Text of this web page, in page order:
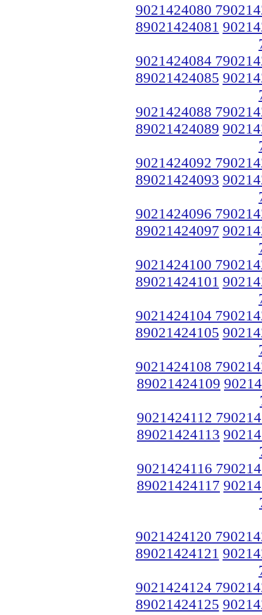
9021424080
89021424081
9021424084
89021424085
9021424088
89021424089
9021424092
89021424093
9021424096
89021424097
9021424100
89021424101
9021424104
89021424105
9021424108
89021424109
9021424112
89021424113
9021424116
89021424117
9021424120
89021424121
9021424124
89021424125